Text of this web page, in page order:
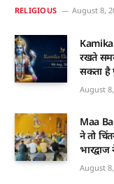
RELIGIOUS August 8,
Kamika
रखते
सकता है
August
Maa
ने तो
August